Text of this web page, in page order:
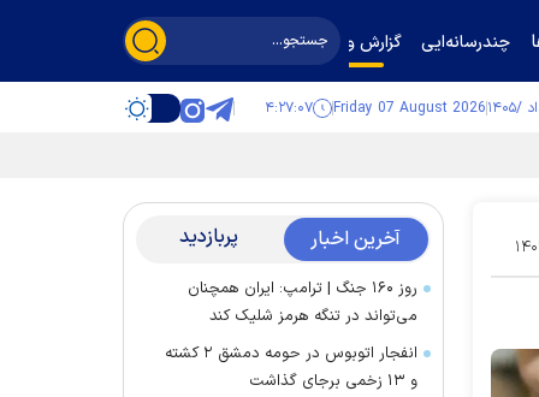
چندرسانه‌ایی گزارش و گفت‌وگو
Friday 07 August 2026 ۴:۲۷:۰۸
۱۵ آخرین اخبار پربازدید
روز ۱۶۰ جنگ | ترامپ: ایران همچنان
می‌تواند در تنگه هرمز شلیک کند
انفجار اتوبوس در حومه دمشق ۲ کشته
و ۱۳ زخمی برجای گذاشت